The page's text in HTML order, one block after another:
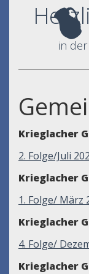
in
Krieglacher
2. Folge/Juli
Krieglacher
1. Folge/ März
Krieglacher
4. Folge/
Krieglacher